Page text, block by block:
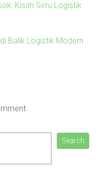
Kisah Seru Logistik
Balik Logistik Modern
Search